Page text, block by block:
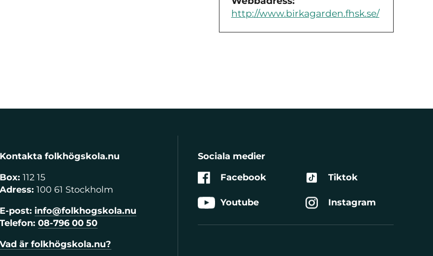
http://www.birkagarden.fhsk.se/
Kontakta folkhögskola.nu
Box:112 15
Adress: 100 61 Stockholm
E-post: info@folkhogskola.nu
Telefon: 08-796 00 50
Vad är folkhögskola.nu?
Sociala medier
Facebook
Youtube
Tiktok
Instagram